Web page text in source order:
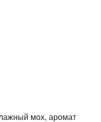
мох, аромат